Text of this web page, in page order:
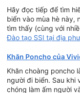
Hãy đọc tiếp để tìm
biển vào mùa hè này,
tìm thấy (cùng với
Đào tạo SSI tại địa
Khăn Poncho của
Khăn choàng poncho
người đi biển. Sau khi
chóng làm ấm người